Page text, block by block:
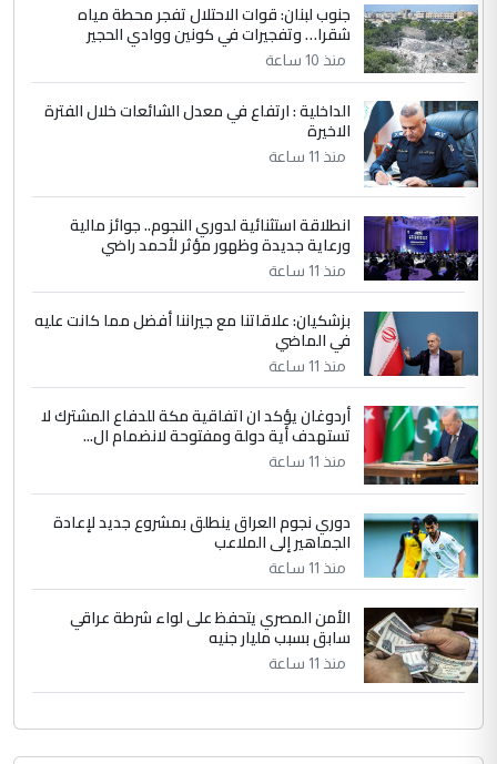
4 سردار
التعليق : واحد من عصابة علي ماما يسقط
جنسية الرافد الثالث للعراق ومن اصول عريقة
الموضوع :
الجواهري يرد على صدام حسين سل
مضجعيك يابن الزنا (نص كامل)
5 سردار
التعليق : واحد من عصابة علي ماما يسقط
جنسية الرافد الثالث للعراق ومن اصول عريقة
الموضوع :
الجواهري يرد على صدام حسين سل
مضجعيك يابن الزنا (نص كامل)
جنوب لبنان: قوات الاحتلال تفجر محطة مياه
شقرا… وتفجيرات في كونين ووادي الحجير
منذ 10 ساعة
الداخلية : ارتفاع في معدل الشائعات خلال الفترة
الاخيرة
منذ 11 ساعة
انطلاقة استثنائية لدوري النجوم.. جوائز مالية
ورعاية جديدة وظهور مؤثر لأحمد راضي
منذ 11 ساعة
بزشكيان: علاقاتنا مع جيراننا أفضل مما كانت عليه
في الماضي
منذ 11 ساعة
أردوغان يؤكد ان اتفاقية مكة للدفاع المشترك لا
تستهدف أية دولة ومفتوحة لانضمام ال...
منذ 11 ساعة
دوري نجوم العراق ينطلق بمشروع جديد لإعادة
الجماهير إلى الملاعب
منذ 11 ساعة
الأمن المصري يتحفظ على لواء شرطة عراقي
سابق بسبب مليار جنيه
منذ 11 ساعة